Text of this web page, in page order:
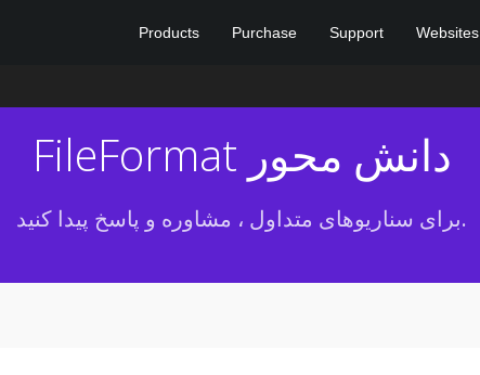
Products Purchase Support Websites
FileFormat دانش محور
برای سناریوهای متداول ، مشاوره و پاسخ پیدا کنید.